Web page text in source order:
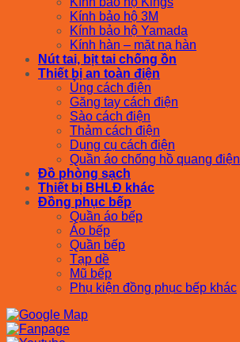
Kính bảo hộ 3M
Kính bảo hộ Yamada
Kính hàn – mặt nạ hàn
Nút tai, bịt tai chống ồn
Thiết bị an toàn điện
Ủng cách điện
Găng tay cách điện
Sào cách điện
Thảm cách điện
Dụng cụ cách điện
Quần áo chống hồ quang điện
Đồ phòng sạch
Thiết bị BHLĐ khác
Đồng phục bếp
Quần áo bếp
Áo bếp
Quần bếp
Tạp dề
Mũ bếp
Phụ kiện đồng phục bếp khác